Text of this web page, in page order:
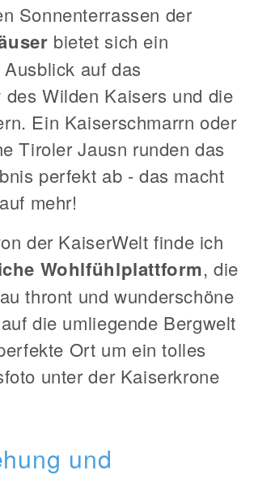
Sonnenterrassen der
bietet sich ein
auf das
des Wilden Kaisers und die
Ein Kaiserschmarrn oder
Tiroler Jausn runden das
perfekt ab - das macht
mehr!
der KaiserWelt finde ich
Wohlfühlplattform, die
thront und wunderschöne
die umliegende Bergwelt
Ort um ein tolles
unter der Kaiserkrone
und